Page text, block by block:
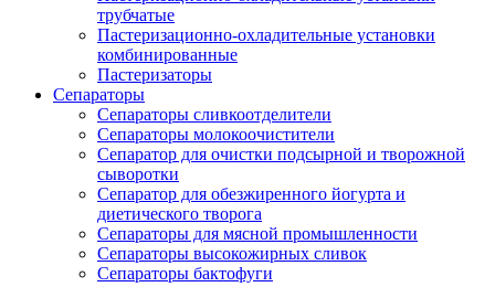
трубчатые
Пастеризационно-охладительные установки
комбинированные
Пастеризаторы
Сепараторы
Сепараторы сливкоотделители
Сепараторы молокоочистители
Сепаратор для очистки подсырной и творожной
сыворотки
Сепаратор для обезжиренного йогурта и
диетического творога
Сепараторы для мясной промышленности
Сепараторы высокожирных сливок
Сепараторы бактофуги